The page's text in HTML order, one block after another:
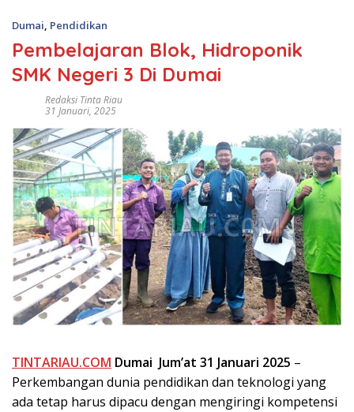
Dumai Pendidikan
Pembelajaran Blok, Hidroponik
SMK Negeri 3 Di Dumai
Redaksi Tinta Riau
31 Januari, 2025
TINTARIAU.COM Dumai Jum’at 31 Januari 2025 –
Perkembangan dunia pendidikan dan teknologi yang
ada tetap harus dipacu dengan mengiringi kompetensi